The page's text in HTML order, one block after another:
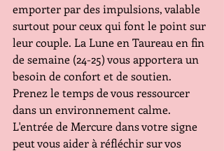
emporter par des impulsions, valable
surtout pour ceux qui font le point sur
leur couple. La Lune en Taureau en fin
de semaine (24-25) vous apportera un
besoin de confort et de soutien.
Prenez le temps de vous ressourcer
dans un environnement calme.
L'entrée de Mercure dans votre signe
peut vous aider à réfléchir sur vos